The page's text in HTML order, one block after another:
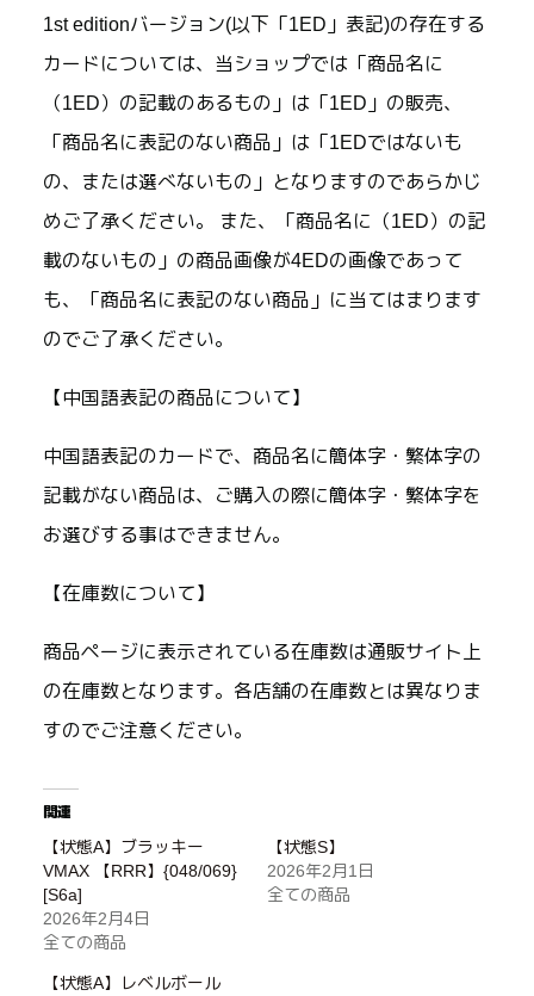
1st editionバージョン(以下「1ED」表記)の存在する
カードについては、当ショップでは「商品名に
（1ED）の記載のあるもの」は「1ED」の販売、
「商品名に表記のない商品」は「1EDではないも
の、または選べないもの」となりますのであらかじ
めご了承ください。 また、「商品名に（1ED）の記
載のないもの」の商品画像が4EDの画像であって
も、「商品名に表記のない商品」に当てはまります
のでご了承ください。
【中国語表記の商品について】
中国語表記のカードで、商品名に簡体字・繁体字の
記載がない商品は、ご購入の際に簡体字・繁体字を
お選びする事はできません。
【在庫数について】
商品ページに表示されている在庫数は通販サイト上
の在庫数となります。各店舗の在庫数とは異なりま
すのでご注意ください。
関連
【状態A】ブラッキー
VMAX 【RRR】{048/069}
[S6a]
2026年2月4日
全ての商品
【状態S】
2026年2月1日
全ての商品
【状態A】レベルボール